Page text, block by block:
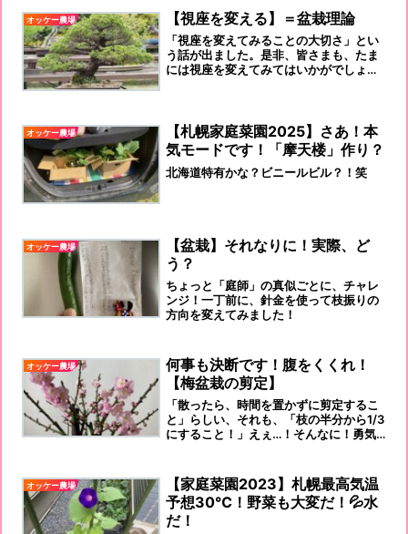
きます～～～～～
オッケー農場 【視座を変える】＝盆栽理論
「視座を変えてみることの大切さ」とい
う話が出ました。是非、皆さまも、たま
には視座を変えてみてはいかがでしょう
オッケー農場
【札幌家庭菜園2025】さあ！本
気モードです！「摩天楼」作り？
北海道特有かな？ビニールビル？！笑
オッケー農場
【盆栽】それなりに！実際、ど
う？
ちょっと「庭師」の真似ごとに、チャレ
ンジ！一丁前に、針金を使って枝振りの
方向を変えてみました！
オッケー農場
何事も決断です！腹をくくれ！
【梅盆栽の剪定】
「散ったら、時間を置かずに剪定するこ
と」らしい、それも、「枝の半分から1/3
にすること！」えぇ…！そんなに！勇気
か？
オッケー農場
【家庭菜園2023】札幌最高気温
予想30℃！野菜も大変だ！💦水
だ！